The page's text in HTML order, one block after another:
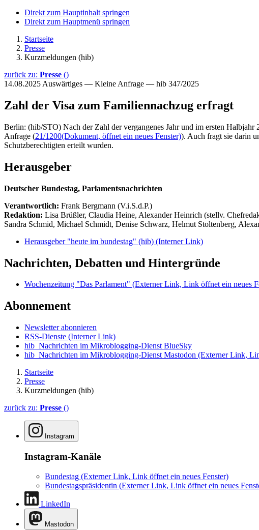
Direkt zum Hauptinhalt springen
Direkt zum Hauptmenü springen
Startseite
Presse
Kurzmeldungen (hib)
zurück zu: Presse ()
14.08.2025 Auswärtiges — Kleine Anfrage — hib 347/2025
Zahl der Visa zum Familiennachzug erfragt
Berlin: (hib/STO) Nach der Zahl der vergangenes Jahr und im ersten
Anfrage (21/1200(Dokument, öffnet ein neues Fenster)). Auch fragt sie darin
Schutzberechtigten erteilt wurden.
Herausgeber
Deutscher Bundestag, Parlamentsnachrichten
Verantwortlich: Frank Bergmann (V.i.S.d.P.)
Redaktion: Lisa Brüßler, Claudia Heine, Alexander Heinrich (stellv.
Sandra Schmid, Michael Schmidt, Denise Schwarz, Helmut Stoltenberg,
Herausgeber "heute im bundestag" (hib) (Interner Link)
Nachrichten, Debatten und Hintergründe
Wochenzeitung "Das Parlament" (Externer Link, Link öffnet ein neues
Abonnement
Newsletter abonnieren
RSS-Dienste (Interner Link)
hib_Nachrichten im Mikroblogging-Dienst BlueSky
hib_Nachrichten im Mikroblogging-Dienst Mastodon (Externer Link,
Startseite
Presse
Kurzmeldungen (hib)
zurück zu: Presse ()
Instagram
Instagram-Kanäle
Bundestag (Externer Link, Link öffnet ein neues Fenster)
Bundestagspräsidentin (Externer Link, Link öffnet ein neues
LinkedIn
Mastodon